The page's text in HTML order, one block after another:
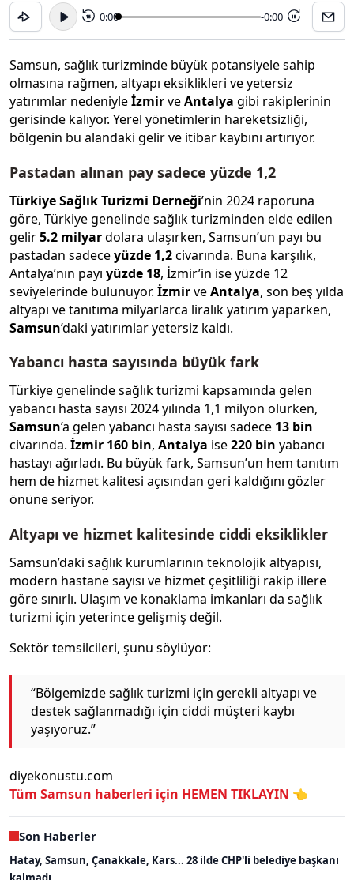
15 0:00 -0:00 15
Samsun, sağlık turizminde büyük potansiyele sahip
olmasına rağmen, altyapı eksiklikleri ve yetersiz
yatırımlar nedeniyleİzmirveAntalya gibi rakiplerinin
gerisinde kalıyor. Yerel yönetimlerin hareketsizliği,
bölgenin bu alandaki gelir ve itibar kaybını artırıyor.
Pastadan alınan pay sadece yüzde 1,2
Türkiye Sağlık Turizmi Derneği’nin 2024 raporuna
göre, Türkiye genelinde sağlık turizminden elde edilen
gelir5.2 milyardolara ulaşırken, Samsun’un payı bu
pastadan sadeceyüzde 1,2civarında. Buna karşılık,
Antalya’nın payı yüzde 18, İzmir’in ise yüzde 12
seviyelerinde bulunuyor. İzmirveAntalya, son beş yılda
altyapı ve tanıtıma milyarlarca liralık yatırım yaparken,
Samsun’daki yatırımlar yetersiz kaldı.
Yabancı hasta sayısında büyük fark
Türkiye genelinde sağlık turizmi kapsamında gelen
yabancı hasta sayısı 2024 yılında 1,1 milyon olurken,
Samsun’a gelen yabancı hasta sayısı sadece 13 bin
civarında. İzmir 160 bin, Antalya ise220 bin yabancı
hastayı ağırladı. Bu büyük fark, Samsun’un hem tanıtım
hem de hizmet kalitesi açısından geri kaldığını gözler
önüne seriyor.
Altyapı ve hizmet kalitesinde ciddi eksiklikler
Samsun’daki sağlık kurumlarının teknolojik altyapısı,
modern hastane sayısı ve hizmet çeşitliliği rakip illere
göre sınırlı. Ulaşım ve konaklama imkanları da sağlık
turizmi için yeterince gelişmiş değil.
Sektör temsilcileri, şunu söylüyor:
“Bölgemizde sağlık turizmi için gerekli altyapı ve
destek sağlanmadığı için ciddi müşteri kaybı
yaşıyoruz.”
diyekonustu.com
Tüm Samsun haberleri için HEMEN TIKLAYIN 👈
Son Haberler
Hatay, Samsun, Çanakkale, Kars... 28 ilde CHP'li belediye başkanı